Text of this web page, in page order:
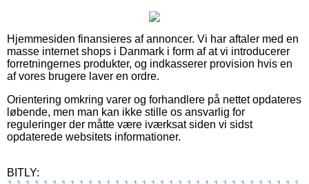
Hjemmesiden finansieres af annoncer. Vi har aftaler med en
masse internet shops i Danmark i form af at vi introducerer
forretningernes produkter, og indkasserer provision hvis en
af vores brugere laver en ordre.
Orientering omkring varer og forhandlere på nettet opdateres
løbende, men man kan ikke stille os ansvarlig for
reguleringer der måtte være iværksat siden vi sidst
opdaterede websitets informationer.
BITLY: